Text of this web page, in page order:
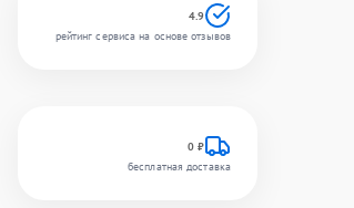
4.9
рейтинг сервиса на основе отзывов
0 ₽
бесплатная доставка